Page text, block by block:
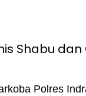
Polres